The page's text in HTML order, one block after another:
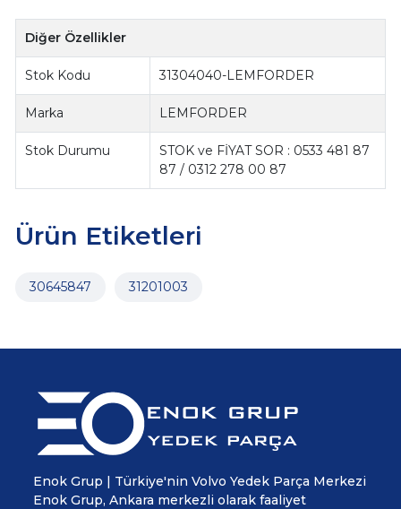
Diğer Özellikler
Stok Kodu 31304040-LEMFORDER
Marka LEMFORDER
Stok Durumu
STOK ve FİYAT SOR : 0533 481 87
87 / 0312 278 00 87
Ürün Etiketleri
30645847 31201003
Enok Grup | Türkiye'nin Volvo Yedek Parça Merkezi
Enok Grup, Ankara merkezli olarak faaliyet